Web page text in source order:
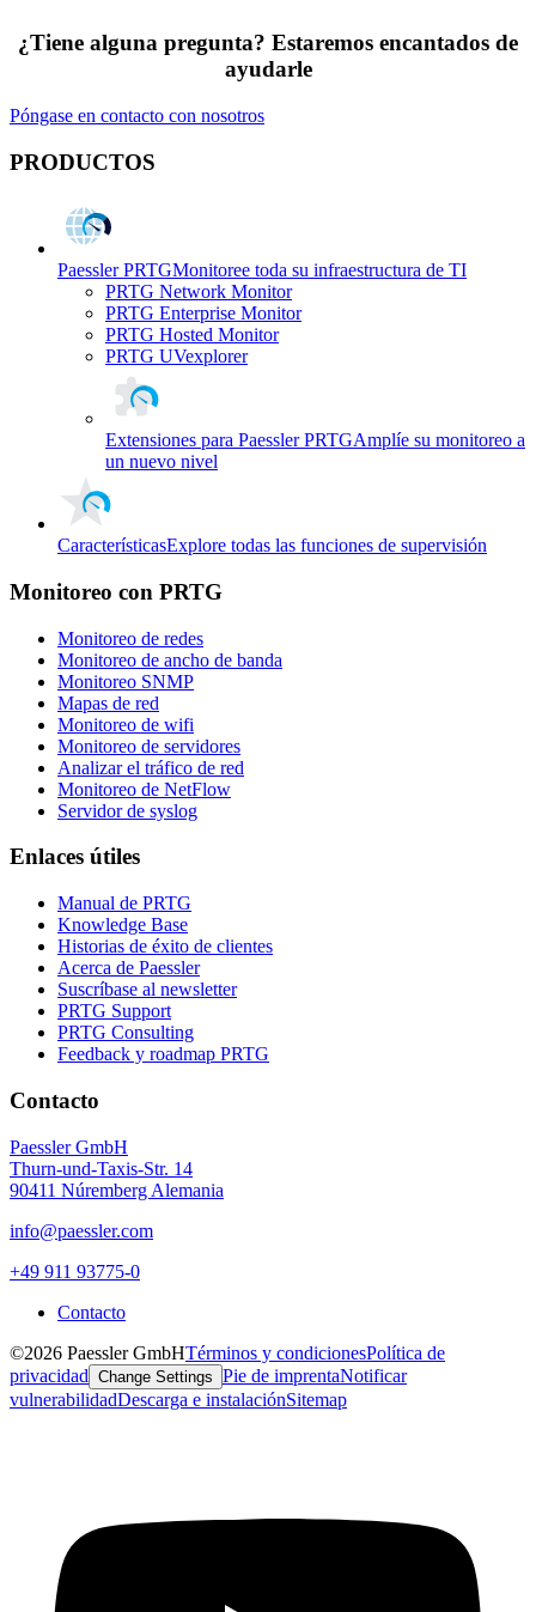
¿Tiene alguna pregunta? Estaremos encantados de
ayudarle
Póngase en contacto con nosotros
PRODUCTOS
Paessler PRTGMonitoree toda su infraestructura de TI
PRTG Network Monitor
PRTG Enterprise Monitor
PRTG Hosted Monitor
PRTG UVexplorer
Extensiones para Paessler PRTGAmplíe su monitoreo a
un nuevo nivel
CaracterísticasExplore todas las funciones de supervisión
Monitoreo con PRTG
Monitoreo de redes
Monitoreo de ancho de banda
Monitoreo SNMP
Mapas de red
Monitoreo de wifi
Monitoreo de servidores
Analizar el tráfico de red
Monitoreo de NetFlow
Servidor de syslog
Enlaces útiles
Manual de PRTG
Knowledge Base
Historias de éxito de clientes
Acerca de Paessler
Suscríbase al newsletter
PRTG Support
PRTG Consulting
Feedback y roadmap PRTG
Contacto
Paessler GmbH
Thurn-und-Taxis-Str. 14
90411 Núremberg Alemania
info@paessler.com
+49 911 93775-0
Contacto
©2026 Paessler GmbHTérminos y condicionesPolítica de
privacidad Change Settings Pie de imprentaNotificar
vulnerabilidadDescarga e instalaciónSitemap